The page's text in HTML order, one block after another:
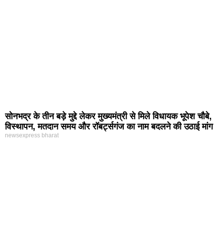
सोनभद्र के तीन बड़े मुद्दे लेकर मुख्यमंत्री से मिले विधायक भूपेश चौबे,
विस्थापन, मतदान समय और रॉबर्ट्सगंज का नाम बदलने की उठाई मांग
newsexpress bharat